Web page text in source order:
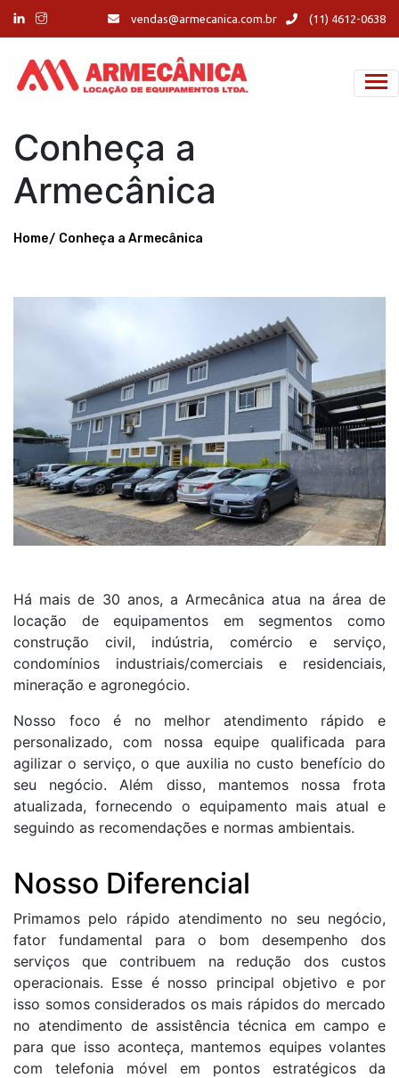
vendas@armecanica.com.br (11) 4612-0638
Conheça a
Armecânica
Home Conheça a Armecânica
Há mais de 30 anos, a Armecânica atua na área de
locação de equipamentos em segmentos como
construção civil, indústria, comércio e serviço,
condomínios industriais/comerciais e residenciais,
mineração e agronegócio.
Nosso foco é no melhor atendimento rápido e
personalizado, com nossa equipe qualificada para
agilizar o serviço, o que auxilia no custo benefício do
seu negócio. Além disso, mantemos nossa frota
atualizada, fornecendo o equipamento mais atual e
seguindo as recomendações e normas ambientais.
Nosso Diferencial
Primamos pelo rápido atendimento no seu negócio,
fator fundamental para o bom desempenho dos
serviços que contribuem na redução dos custos
operacionais. Esse é nosso principal objetivo e por
isso somos considerados os mais rápidos do mercado
no atendimento de assistência técnica em campo e
para que isso aconteça, mantemos equipes volantes
com telefonia móvel em pontos estratégicos da